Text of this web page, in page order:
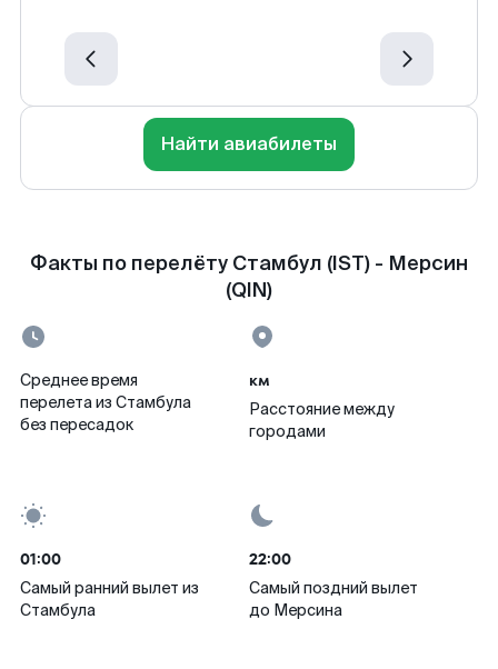
Найти авиабилеты
Факты по перелёту Стамбул (IST) - Мерсин
(QIN)
Среднее время
перелета из Стамбула
без пересадок
км
Расстояние между
городами
01:00
Самый ранний вылет из
Стамбула
22:00
Самый поздний вылет
до Мерсина